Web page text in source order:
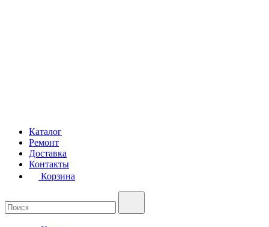
Каталог
Ремонт
Доставка
Контакты
Корзина